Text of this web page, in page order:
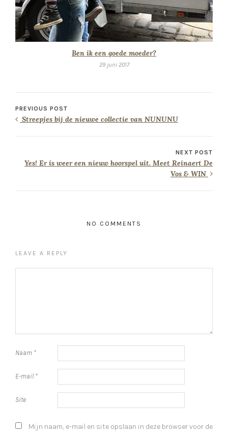
Ben ik een goede moeder?
29 juni 2017
PREVIOUS POST
Streepjes bij de nieuwe collectie van NUNUNU
NEXT POST
Yes! Er is weer een nieuw hoorspel uit. Meet Reinaert De
Vos & WIN
NO COMMENTS
LEAVE A REPLY
Naam *
E-mail *
Site
Mijn naam, e-mail en site opslaan in deze browser voor de